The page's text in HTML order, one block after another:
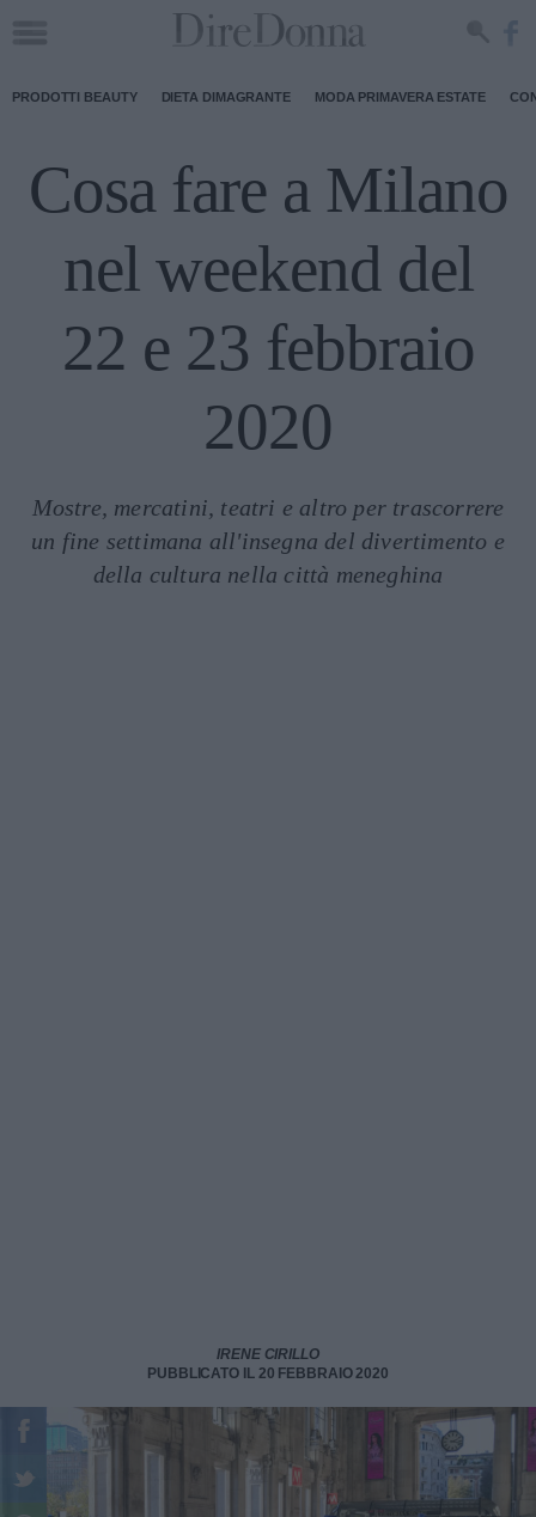
PRODOTTI BEAUTY DIETA DIMAGRANTE MODA PRIMAVERA ESTATE
Cosa fare a Milano
nel weekend del
22 e 23 febbraio
2020
Mostre, mercatini, teatri e altro per trascorrere
un fine settimana all'insegna del divertimento e
della cultura nella città meneghina
IRENE CIRILLO
PUBBLICATO IL 20 FEBBRAIO 2020